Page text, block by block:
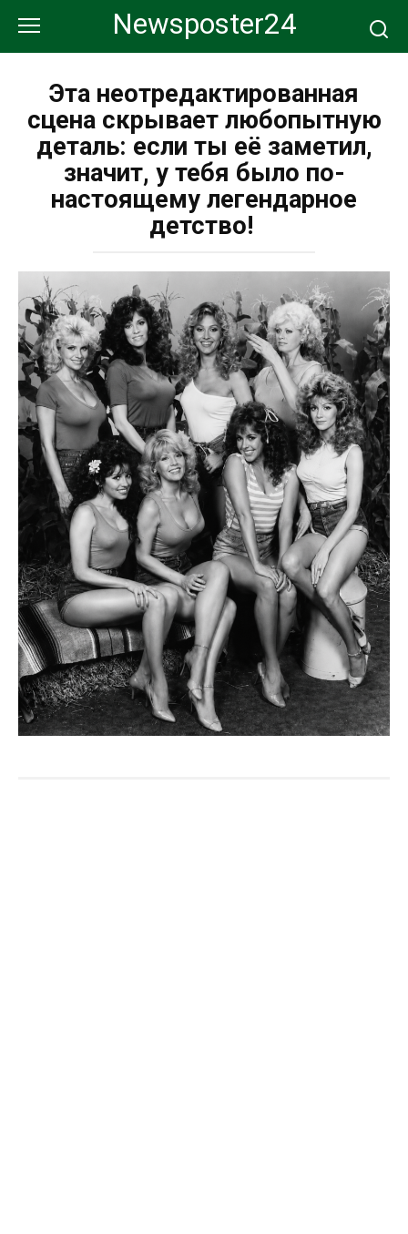
контенту
Newsposter24
Эта неотредактированная
сцена скрывает любопытную
деталь: если ты её заметил,
значит, у тебя было по-
настоящему легендарное
детство!